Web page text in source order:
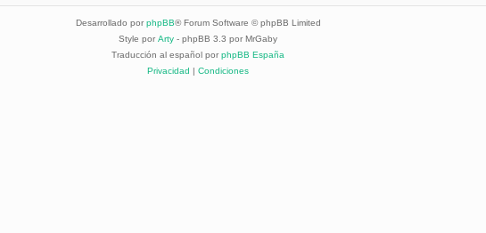
Desarrollado por phpBB® Forum Software © phpBB Limited
Style por Arty - phpBB 3.3 por MrGaby
Traducción al español por phpBB España
Privacidad | Condiciones